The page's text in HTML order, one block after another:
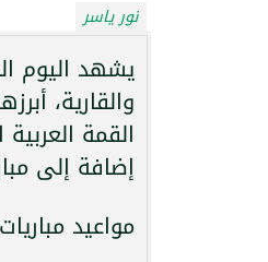
نور ياسر
القمة
إضافة إلى
مواعيد